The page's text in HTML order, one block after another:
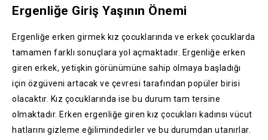
Ergenliğe Giriş Yaşının Önemi
Ergenliğe erken girmek kız çocuklarında ve erkek çocuklarda
tamamen farklı sonuçlara yol açmaktadır. Ergenliğe erken
giren erkek, yetişkin görünümüne sahip olmaya başladığı
için özgüveni artacak ve çevresi tarafından popüler birisi
olacaktır. Kız çocuklarında ise bu durum tam tersine
olmaktadır. Erken ergenliğe giren kız çocukları kadınsı vücut
hatlarını gizleme eğilimindedirler ve bu durumdan utanırlar.